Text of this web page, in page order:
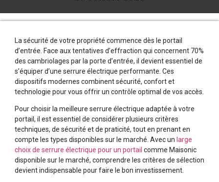
La sécurité de votre propriété commence dès le portail
d’entrée. Face aux tentatives d’effraction qui concernent 70%
des cambriolages par la porte d’entrée, il devient essentiel de
s’équiper d’une serrure électrique performante. Ces
dispositifs modernes combinent sécurité, confort et
technologie pour vous offrir un contrôle optimal de vos accès.
Pour choisir la meilleure serrure électrique adaptée à votre
portail, il est essentiel de considérer plusieurs critères
techniques, de sécurité et de praticité, tout en prenant en
compte les types disponibles sur le marché. Avec un large
choix de serrure électrique pour un portail comme Maisonic
disponible sur le marché, comprendre les critères de sélection
devient indispensable pour faire le bon investissement.